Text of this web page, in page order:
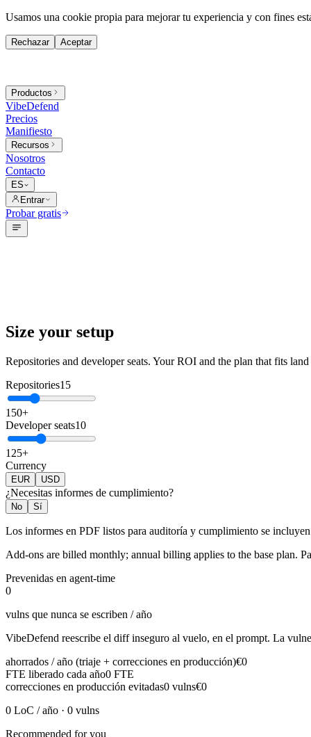
Usamos una cookie propia para mejorar tu experiencia y con fines
Rechazar Aceptar
Productos
VibeDefend
Precios
Manifiesto
Recursos
Nosotros
Contacto
ES
Entrar
Probar gratis
Size your setup
Repositories and developer seats. Your ROI and the plan that fits
Repositories15
1 50+
Developer seats10
1 25+
Currency
EUR USD
¿Necesitas informes de cumplimiento?
No Sí
Los informes en PDF listos para auditoría y cumplimiento se
Add-ons are billed monthly; annual billing applies to the base plan.
Prevenidas en agent-time
0
vulns que nunca se escriben / año
VibeDefend reescribe el diff inseguro al vuelo, en el prompt. La
ahorrados / año (triaje + correcciones en producción)€0
FTE liberado cada año0 FTE
correcciones en producción evitadas0 vulns€0
0 LoC / año · 0 vulns
Recommended for you